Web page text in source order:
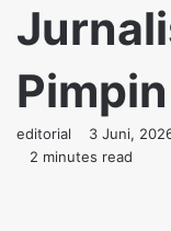
editorial
Send
an
3 Juni,
2 minutes read